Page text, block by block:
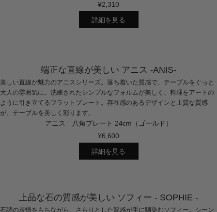
¥2,310
詳細を見る
端正な直線が美しい アニス -ANIS-
美しい直線が魅力のアニスシリーズ。落ち着いた質感で、テーブルをぐっと
大人の雰囲気に。洗練されたシンプルなフォルムが美しく、料理をアートの
ように引き立てるフラットプレート。存在感のあるデザインと上質な質感
が、テーブルを美しく彩ります。
アニス 八角プレート 24cm（ゴールド）
¥6,600
詳細を見る
上品な石の質感が美しい ソフィー - SOPHIE -
石調の表情をもちながら、さらりとした質感が手に馴染むソフィー。シーン